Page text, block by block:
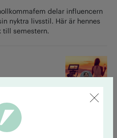
delar influencern
nyktra livsstil. Här är hennes
till semestern.
inte hängt med.
tankesmedjan Nocturums